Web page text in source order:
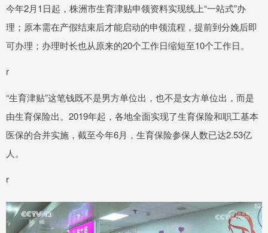
今年2月1日起，株洲市生育津贴申领资料实现线上“一站式”办
理；原本需在产假结束后才能启动的申领流程，提前到分娩后即
可办理；办理时长也从原来的20个工作日缩短至10个工作日。
r
“生育津贴”这笔钱既不是男方单位出，也不是女方单位出，而是
由生育保险出。2019年起，各地全面实现了生育保险和职工基本
医保的合并实施，截至今年6月，生育保险参保人数已达2.53亿
人。
r